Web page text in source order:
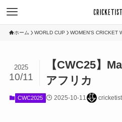
ホーム WORLD CUP WOMEN'S CRICKET
【CWC25】
アフリカ
2025
10/11
CWC2025 2025-10-11